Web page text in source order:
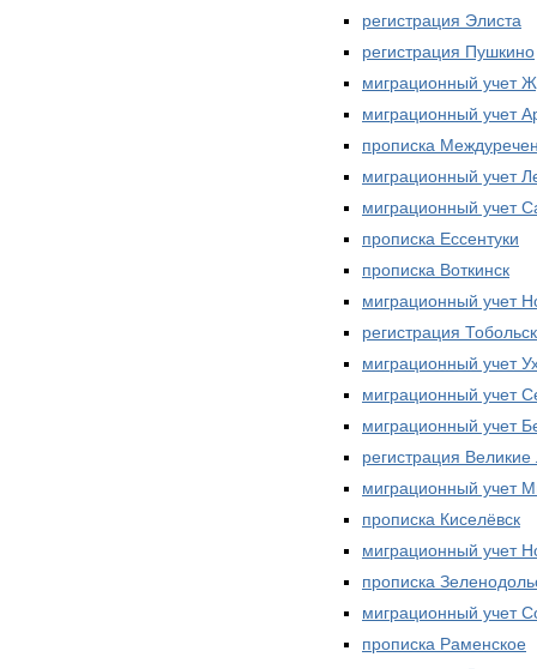
регистрация Элиста
регистрация Пушкино
миграционный учет
миграционный учет
прописка
миграционный учет
миграционный учет
прописка Ессентуки
прописка Воткинск
миграционный учет
регистрация Тобольск
миграционный учет
миграционный учет
миграционный учет
регистрация Великие
миграционный учет
прописка Киселёвск
миграционный учет
прописка
миграционный учет
прописка Раменское